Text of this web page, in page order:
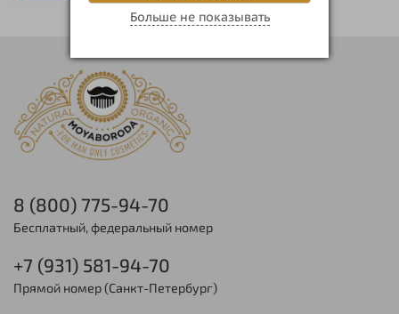
Больше не показывать
8 (800) 775-94-70
Бесплатный, федеральный номер
+7 (931) 581-94-70
Прямой номер (Санкт-Петербург)